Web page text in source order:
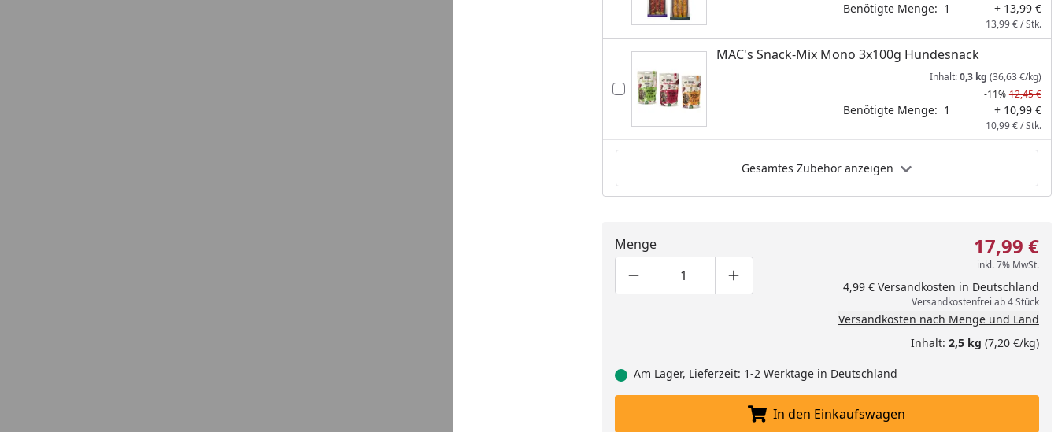
Benötigte Menge: 1 + 13,99 €
13,99 € / Stk.
MAC's Snack-Mix Mono 3x100g Hundesnack
Inhalt:0,3 kg (36,63 €/kg)
-11% 12,45 €
Benötigte Menge: 1 + 10,99 €
10,99 € / Stk.
Gesamtes Zubehör anzeigen
Menge
Produktmenge um eins verringern
Produktmenge manuell eingeben
Produktmenge um eins erhöhen
17,99 €
inkl. 7% MwSt.
4,99 € Versandkosten in Deutschland
Versandkostenfrei ab 4 Stück
Versandkosten nach Menge und Land
Inhalt: 2,5 kg (7,20 €/kg)
Am Lager, Lieferzeit: 1-2 Werktage in Deutschland
In den Einkaufswagen legen
In den Einkaufswagen